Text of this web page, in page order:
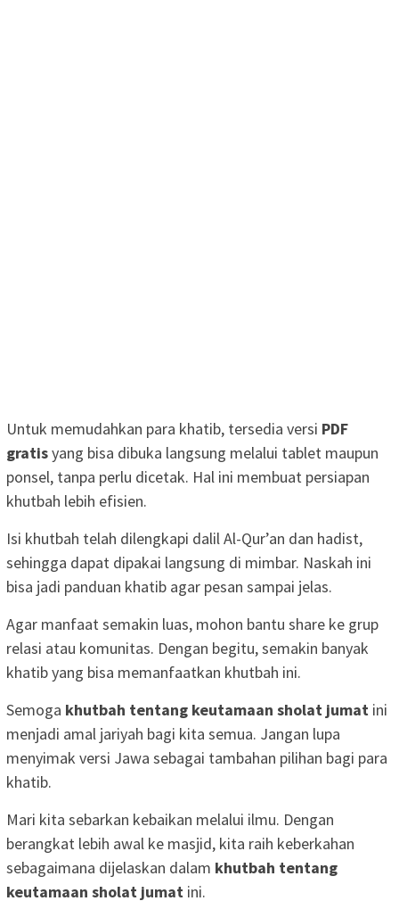
Untuk memudahkan para khatib, tersedia versi PDF
gratisyang bisa dibuka langsung melalui tablet maupun
ponsel, tanpa perlu dicetak. Hal ini membuat persiapan
khutbah lebih efisien.
Isi khutbah telah dilengkapi dalil Al-Qur’an dan hadist,
sehingga dapat dipakai langsung di mimbar. Naskah ini
bisa jadi panduan khatib agar pesan sampai jelas.
Agar manfaat semakin luas, mohon bantu share ke grup
relasi atau komunitas. Dengan begitu, semakin banyak
khatib yang bisa memanfaatkan khutbah ini.
Semoga khutbah tentang keutamaan sholat jumat ini
menjadi amal jariyah bagi kita semua. Jangan lupa
menyimak versi Jawa sebagai tambahan pilihan bagi para
khatib.
Mari kita sebarkan kebaikan melalui ilmu. Dengan
berangkat lebih awal ke masjid, kita raih keberkahan
sebagaimana dijelaskan dalam khutbah tentang
keutamaan sholat jumat ini.